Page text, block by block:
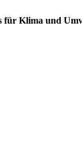
für Klima und